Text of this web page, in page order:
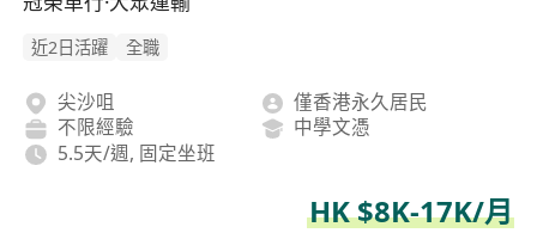
近2日活躍 全職
尖沙咀
僅香港永久居民
不限經驗
中學文憑
5.5天/週, 固定坐班
HK $8K-17K/月